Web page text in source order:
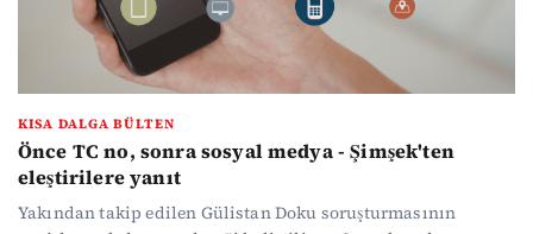
KISA DALGA BÜLTEN
Önce TC no, sonra sosyal medya - Şimşek'ten
eleştirilere yanıt
Yakından takip edilen Gülistan Doku soruşturmasının